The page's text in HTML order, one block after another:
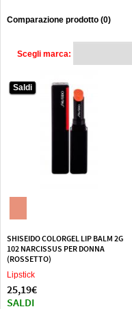
Comparazione prodotto (0)
Scegli marca:
Saldi
Saldi
SHISEIDO COLORGEL LIP BALM 2G
102 NARCISSUS PER DONNA
(ROSSETTO)
Lipstick
25,19€
SALDI